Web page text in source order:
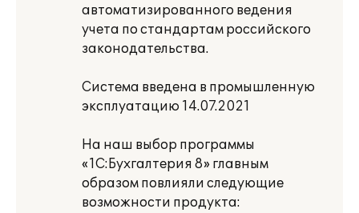
автоматизированного ведения
учета по стандартам российского
законодательства.
Система введена в промышленную
эксплуатацию 14.07.2021
На наш выбор программы
«1С:Бухгалтерия 8» главным
образом повлияли следующие
возможности продукта: